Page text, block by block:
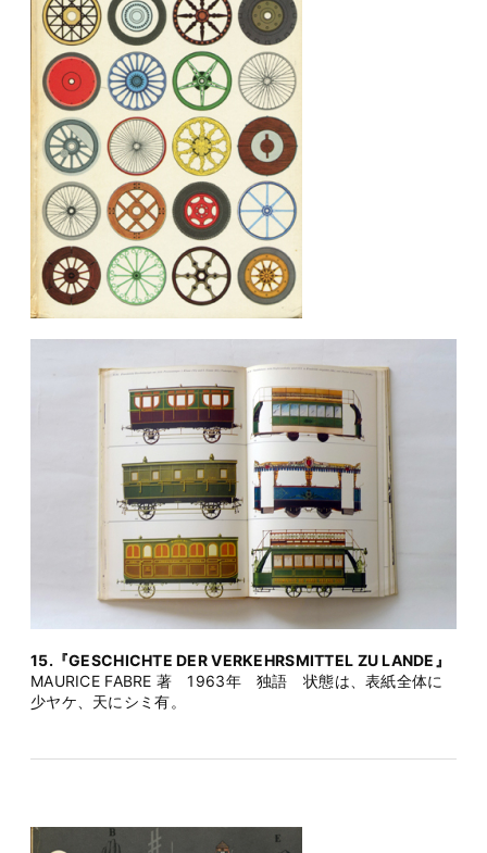
15.『GESCHICHTE DER VERKEHRSMITTEL ZU LANDE』
MAURICE FABRE 著 1963年 独語 状態は、表紙全体に
少ヤケ、天にシミ有。